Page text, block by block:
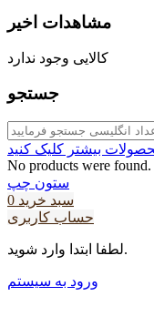
مشاهدات اخیر
کالایی وجود ندارد
جستجو
No products were found.
ستون چپ
سبد خرید 0
حساب کاربری
لطفا ابتدا وارد شوید.
ورود به سیستم